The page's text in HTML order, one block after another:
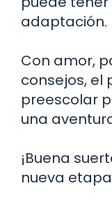
adaptación.
Con amor,
consejos, el
preescolar
una
¡Buena
nueva